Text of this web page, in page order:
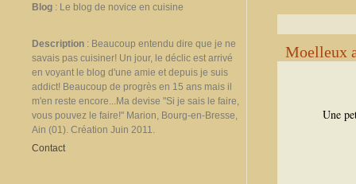
Blog : Le blog de novice en cuisine
Description : Beaucoup entendu dire que je ne
savais pas cuisiner! Un jour, le déclic est arrivé
en voyant le blog d'une amie et depuis je suis
addict! Beaucoup de progrès en 15 ans mais il
m'en reste encore...Ma devise "Si je sais le faire,
vous pouvez le faire!" Marion, Bourg-en-Bresse,
Ain (01). Création Juin 2011.
Contact
Moelleux
Une